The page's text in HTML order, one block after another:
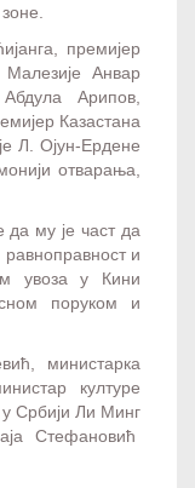
премијер
Анвар
Арипов,
Казастана
Л. Ојун-Ердене
отварања,
да му је част да
равноправност и
увоза у Кини
поруком и
министарка
културе
Србији Ли Минг
Стефановић